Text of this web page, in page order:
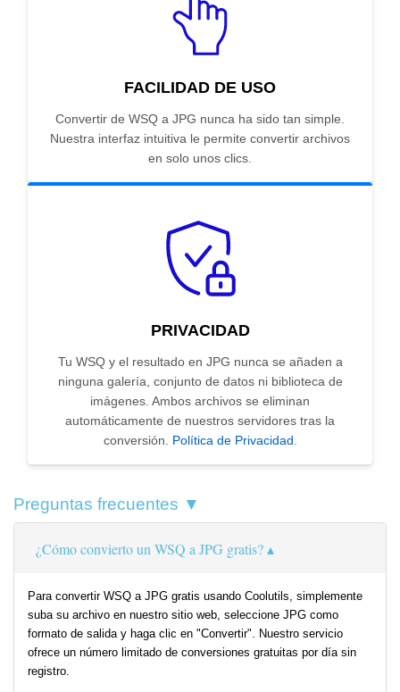
FACILIDAD DE USO
Convertir de WSQ a JPG nunca ha sido tan simple.
Nuestra interfaz intuitiva le permite convertir archivos
en solo unos clics.
PRIVACIDAD
Tu WSQ y el resultado en JPG nunca se añaden a
ninguna galería, conjunto de datos ni biblioteca de
imágenes. Ambos archivos se eliminan
automáticamente de nuestros servidores tras la
conversión. Política de Privacidad.
Preguntas frecuentes ▼
¿Cómo convierto un WSQ a JPG gratis?
Para convertir WSQ a JPG gratis usando Coolutils, simplemente
suba su archivo en nuestro sitio web, seleccione JPG como
formato de salida y haga clic en "Convertir". Nuestro servicio
ofrece un número limitado de conversiones gratuitas por día sin
registro.